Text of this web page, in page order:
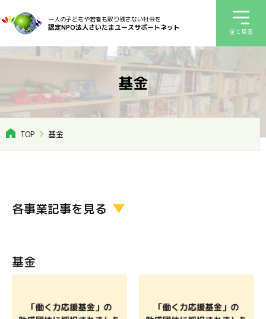
一人の子どもや若者も取り残さない社会を
認定NPO法人さいたまユースサポートネット 全て見る
基金
TOP 基金
各事業記事を見る
基金